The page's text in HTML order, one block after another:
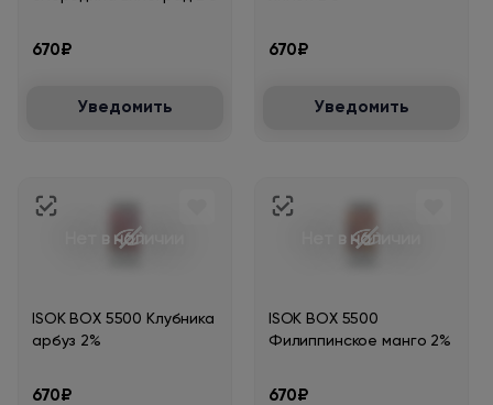
670₽
Уведомить
670₽
Уведомить
Нет в наличии
ISOK BOX 5500 Клубника
арбуз 2%
670₽
Нет в наличии
ISOK BOX 5500
Филиппинское манго 2%
670₽